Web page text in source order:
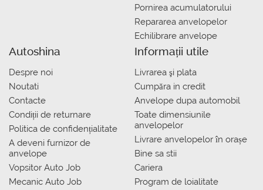
Pornirea acumulatorului
Repararea anvelopelor
Echilibrare anvelope
Autoshina
Despre noi
Noutati
Contacte
Condiții de returnare
Politica de confidențialitate
A deveni furnizor de
anvelope
Vopsitor Auto Job
Mecanic Auto Job
Informații utile
Livrarea şi plata
Сumpăra in credit
Anvelope dupa automobil
Toate dimensiunile
anvelopelor
Livrare anvelopelor în orașe
Bine sa stii
Cariera
Program de loialitate